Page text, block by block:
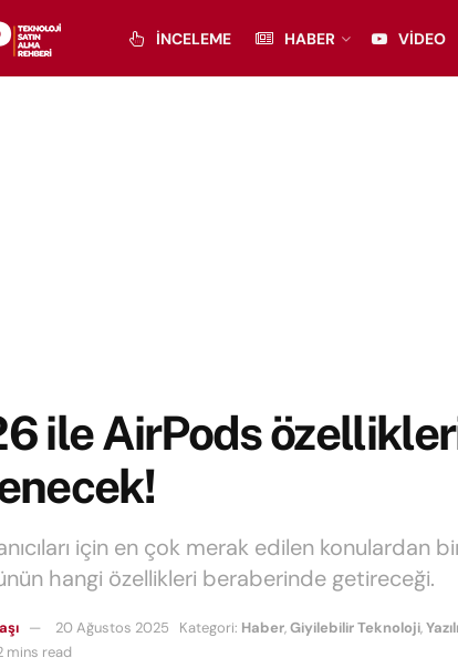
İNCELEME HABER VIDEO
ile AirPods
için en çok merak edilen konulardan
hangi özellikleri beraberinde getireceği.
20 Ağustos 2025 Kategori: Haber,Giyilebilir Teknoloji,
mins read